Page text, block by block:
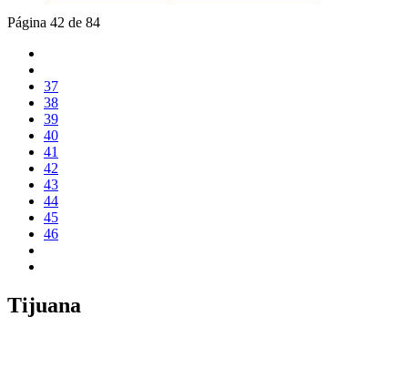
Página 42 de 84
37
38
39
40
41
42
43
44
45
46
Tijuana